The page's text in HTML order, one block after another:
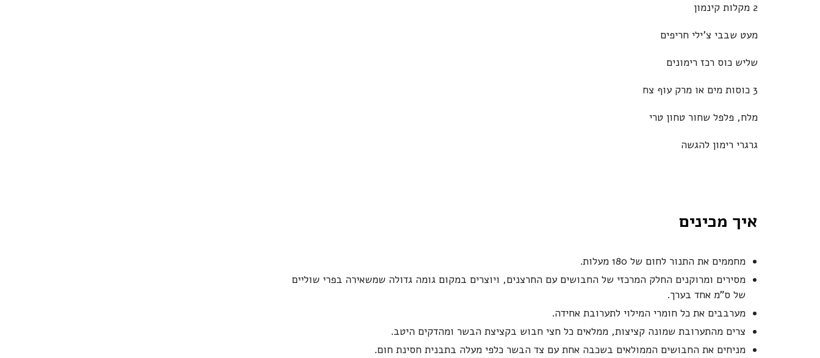
2 מקלות קינמון
מעט שבבי צ'ילי חריפים
שליש כוס רכז רימונים
3 כוסות מים או מרק עוף צח
מלח, פלפל שחור טחון טרי
גרגרי רימון להגשה
איך מכינים
מחממים את התנור לחום של 180 מעלות.
מסירים ומרוקנים החלק המרכזי של החבושים עם החרצנים, ויוצרים במקום גומה גדולה שמשאירה בפרי שוליים
של ס"מ אחד בערך.
מערבבים את כל חומרי המילוי לתערובת אחידה.
צרים מהתערובת שמונה קציצות, ממלאים כל חצי חבוש בקציצת הבשר ומהדקים היטב.
מניחים את החבושים הממולאים בשכבה אחת עם צד הבשר כלפי מעלה בתבנית חסינת חום.